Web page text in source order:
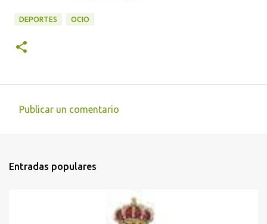
DEPORTES OCIO
e
Publicar un comentario
Entradas populares